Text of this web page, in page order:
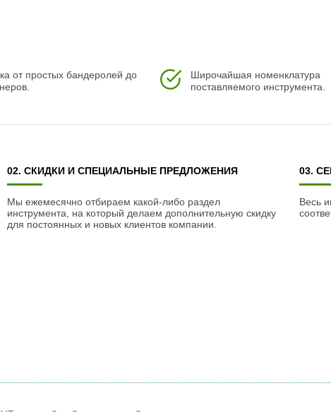
от простых бандеролей до
Широчайшая номенклатура
поставляемого инструмента.
02. СКИДКИ И СПЕЦИАЛЬНЫЕ ПРЕДЛОЖЕНИЯ
Мы ежемесячно отбираем какой-либо раздел
инструмента, на который делаем дополнительную скидку
для постоянных и новых клиентов компании.
03.
Весь